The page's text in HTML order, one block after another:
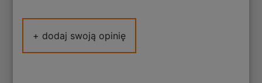
+ dodaj swoją opinię